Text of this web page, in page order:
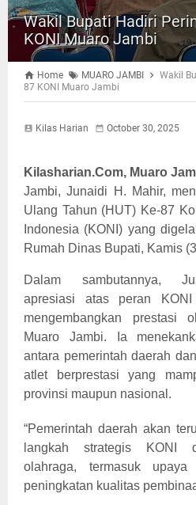
Wakil Bupati Hadiri
KONI Muaro Jambi
Home MUARO JAMBI
Wakil
87 KONI Muaro Jambi
Kilas Harian October 30, 2025
Kilasharian.Com, Muaro
Jambi, Junaidi H. Mahir,
Ulang Tahun (HUT) Ke-87
Indonesia (KONI) yang
Rumah Dinas Bupati, Kamis
Dalam sambutannya,
apresiasi atas peran
mengembangkan prestasi
Muaro Jambi. Ia
antara pemerintah daerah
atlet berprestasi yang
provinsi maupun nasional.
“Pemerintah daerah akan
langkah strategis KONI
olahraga, termasuk
peningkatan kualitas